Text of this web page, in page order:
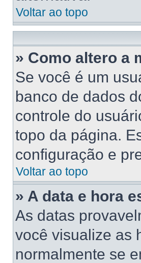
Voltar ao topo
» Como altero a
Se você é um
banco de dados
controle do
topo da página.
configuração e
Voltar ao topo
» A data e hora
As datas
você visualize as
normalmente se